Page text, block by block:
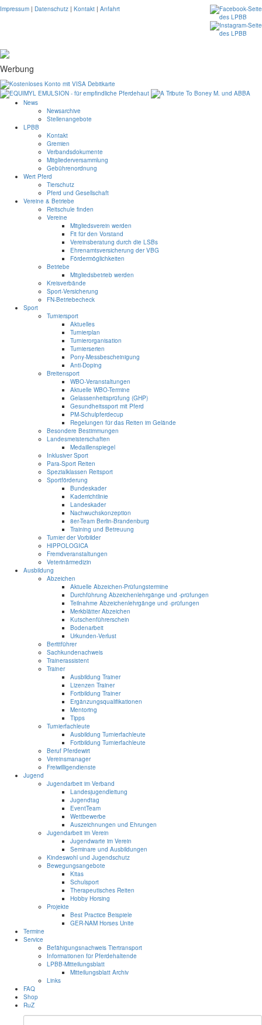
Impressum | Datenschutz | Kontakt | Anfahrt
Werbung
News
Newsarchive
Stellenangebote
LPBB
Kontakt
Gremien
Verbandsdokumente
Mitgliederversammlung
Gebührenordnung
Wert Pferd
Tierschutz
Pferd und Gesellschaft
Vereine & Betriebe
Reitschule finden
Vereine
Mitgliedsverein werden
Fit für den Vorstand
Vereinsberatung durch die LSBs
Ehrenamtsversicherung der VBG
Fördermöglichkeiten
Betriebe
Mitgliedsbetrieb werden
Kreisverbände
Sport-Versicherung
FN-Betriebecheck
Sport
Turniersport
Aktuelles
Turnierplan
Turnierorganisation
Turnierserien
Pony-Messbescheinigung
Anti-Doping
Breitensport
WBO-Veranstaltungen
Aktuelle WBO-Termine
Gelassenheitsprüfung (GHP)
Gesundheitssport mit Pferd
PM-Schulpferdecup
Regelungen für das Reiten im Gelände
Besondere Bestimmungen
Landesmeisterschaften
Medaillenspiegel
Inklusiver Sport
Para-Sport Reiten
Spezialklassen Reitsport
Sportförderung
Bundeskader
Kaderrichtlinie
Landeskader
Nachwuchskonzeption
8er-Team Berlin-Brandenburg
Training und Betreuung
Turnier der Vorbilder
HIPPOLOGICA
Fremdveranstaltungen
Veterinärmedizin
Ausbildung
Abzeichen
Aktuelle Abzeichen-Prüfungstermine
Durchführung Abzeichenlehrgänge und -prüfungen
Teilnahme Abzeichenlehrgänge und -prüfungen
Merkblätter Abzeichen
Kutschenführerschein
Bodenarbeit
Urkunden-Verlust
Berittführer
Sachkundenachweis
Trainerassistent
Trainer
Ausbildung Trainer
Lizenzen Trainer
Fortbildung Trainer
Ergänzungsqualifikationen
Mentoring
Tipps
Turnierfachleute
Ausbildung Turnierfachleute
Fortbildung Turnierfachleute
Beruf Pferdewirt
Vereinsmanager
Freiwilligendienste
Jugend
Jugendarbeit im Verband
Landesjugendleitung
Jugendtag
EventTeam
Wettbewerbe
Auszeichnungen und Ehrungen
Jugendarbeit im Verein
Jugendwarte im Verein
Seminare und Ausbildungen
Kindeswohl und Jugendschutz
Bewegungsangebote
Kitas
Schulsport
Therapeutisches Reiten
Hobby Horsing
Projekte
Best Practice Beispiele
GER-NAM Horses Unite
Termine
Service
Befähigungsnachweis Tiertransport
Informationen für Pferdehaltende
LPBB-Mitteilungsblatt
Mitteilungsblatt Archiv
Links
FAQ
Shop
RuZ